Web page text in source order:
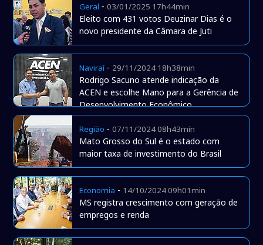
Geral -03/01/2025 17h44min
Eleito com 431 votos Deuzinar Dias é o
novo presidente da Câmara de Juti
Naviraí- 29/11/2024 18h38min
Rodrigo Sacuno atende indicação da
ACEN e escolhe Mano para a Gerência de
Desenvolvimento Econômico
Região -07/11/2024 08h43min
Mato Grosso do Sul é o estado com
maior taxa de investimento do Brasil
Economia - 14/10/2024 09h01min
MS registra crescimento com geração de
empregos e renda